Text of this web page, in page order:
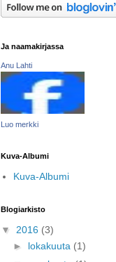
Ja naamakirjassa
Anu Lahti
Luo merkki
Kuva-Albumi
Kuva-Albumi
Blogiarkisto
▼ 2016 (3)
► lokakuuta (1)